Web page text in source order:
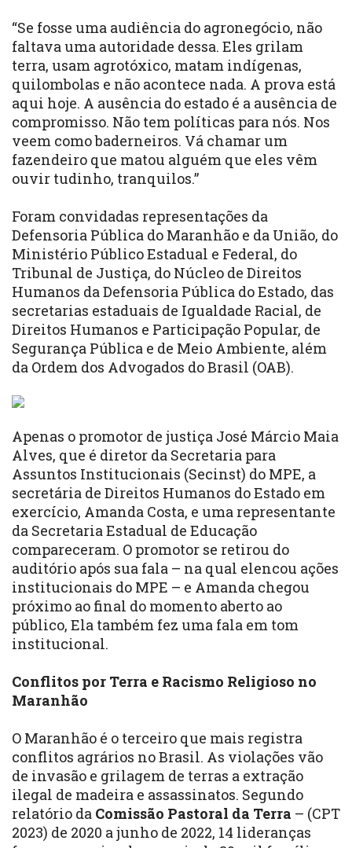
“Se fosse uma audiência do agronegócio, não
faltava uma autoridade dessa. Eles grilam
terra, usam agrotóxico, matam indígenas,
quilombolas e não acontece nada. A prova está
aqui hoje. A ausência do estado é a ausência de
compromisso. Não tem políticas para nós. Nos
veem como baderneiros. Vá chamar um
fazendeiro que matou alguém que eles vêm
ouvir tudinho, tranquilos.”
Foram convidadas representações da
Defensoria Pública do Maranhão e da União, do
Ministério Público Estadual e Federal, do
Tribunal de Justiça, do Núcleo de Direitos
Humanos da Defensoria Pública do Estado, das
secretarias estaduais de Igualdade Racial, de
Direitos Humanos e Participação Popular, de
Segurança Pública e de Meio Ambiente, além
da Ordem dos Advogados do Brasil (OAB).
Apenas o promotor de justiça José Márcio Maia
Alves, que é diretor da Secretaria para
Assuntos Institucionais (Secinst) do MPE, a
secretária de Direitos Humanos do Estado em
exercício, Amanda Costa, e uma representante
da Secretaria Estadual de Educação
compareceram. O promotor se retirou do
auditório após sua fala – na qual elencou ações
institucionais do MPE – e Amanda chegou
próximo ao final do momento aberto ao
público, Ela também fez uma fala em tom
institucional.
Conflitos por Terra e Racismo Religioso no
Maranhão
O Maranhão é o terceiro que mais registra
conflitos agrários no Brasil. As violações vão
de invasão e grilagem de terras a extração
ilegal de madeira e assassinatos. Segundo
relatório da Comissão Pastoral da Terra – (CPT
2023) de 2020 a junho de 2022, 14 lideranças